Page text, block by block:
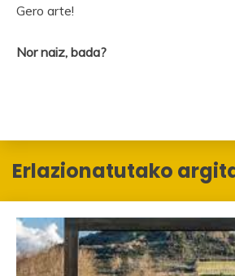
Gero arte!
Nor naiz, bada?
Erlazionatutako